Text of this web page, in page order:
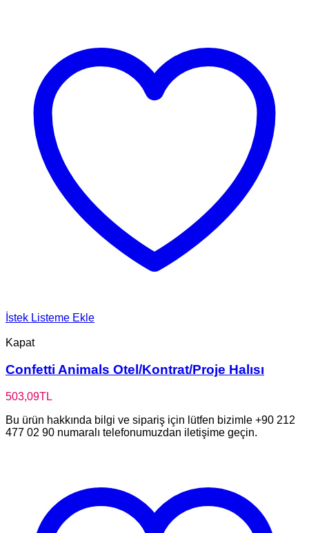
İstek Listeme Ekle
Kapat
Confetti Animals Otel/Kontrat/Proje Halısı
503,09TL
Bu ürün hakkında bilgi ve sipariş için lütfen bizimle +90 212
477 02 90 numaralı telefonumuzdan iletişime geçin.